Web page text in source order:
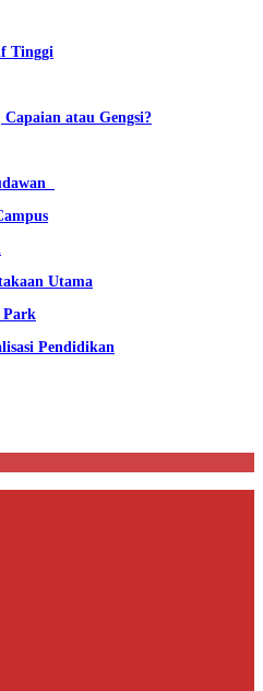
Tinggi
atau Gengsi?
Utama
Park
Pendidikan